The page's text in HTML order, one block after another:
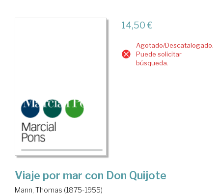
14,50 €
Agotado/Descatalogado.
Puede solicitar
búsqueda.
Viaje por mar con Don Quijote
Mann, Thomas (1875-1955)